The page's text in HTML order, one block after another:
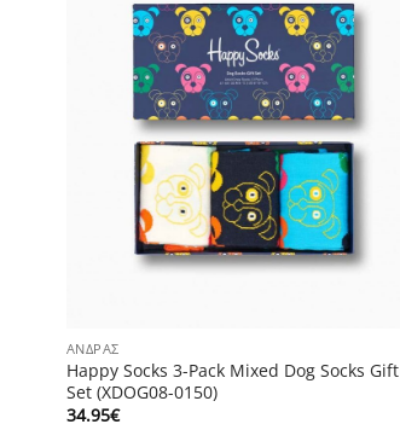
ΆΝΔΡΑΣ
Happy Socks 3-Pack Mixed Dog Socks Gift
Set (XDOG08-0150)
34.95€